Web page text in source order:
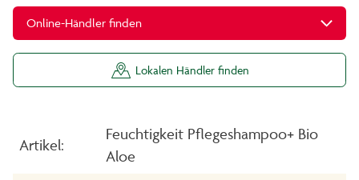
Online-Händler finden
Lokalen Händler finden
Artikel:
Feuchtigkeit Pflegeshampoo+ Bio
Aloe